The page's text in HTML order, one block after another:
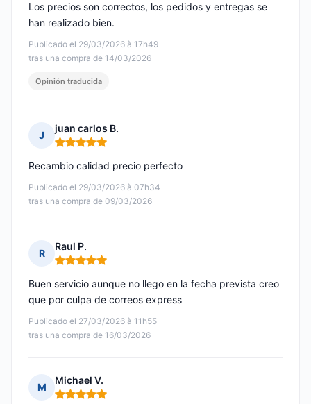
Publicado el 29/03/2026 à 17h49
tras una compra de 14/03/2026
Los precios son correctos, los pedidos y entregas se
han realizado bien.
Opinión traducida
J
juan carlos B.
Nota: 5 de 5
Publicado el 29/03/2026 à 07h34
tras una compra de 09/03/2026
Recambio calidad precio perfecto
R
Raul P.
Nota: 5 de 5
Publicado el 27/03/2026 à 11h55
tras una compra de 16/03/2026
Buen servicio aunque no llego en la fecha prevista creo
que por culpa de correos express
M
Michael V.
Nota: 5 de 5